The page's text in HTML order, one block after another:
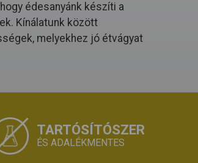
édesanyánk készíti a
Kínálatunk között
melyekhez jó étvágyat
TARTÓSÍTÓSZER
ÉS ADALÉKMENTES